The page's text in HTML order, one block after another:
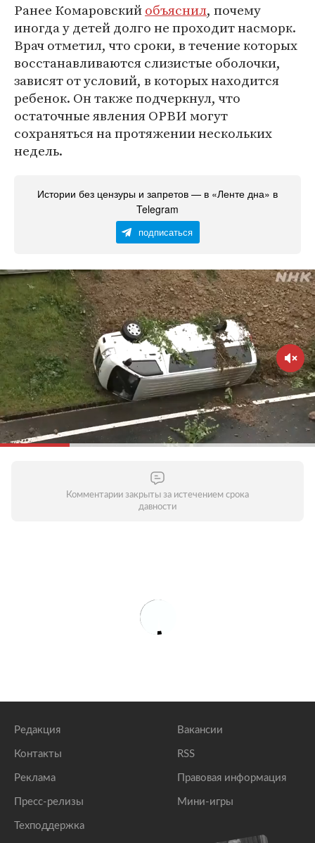
Ранее Комаровскийобъяснил, почему
иногда у детей долго не проходит насморк.
Врач отметил, что сроки, в течение которых
восстанавливаются слизистые оболочки,
зависят от условий, в которых находится
ребенок. Он также подчеркнул, что
остаточные явления ОРВИ могут
сохраняться на протяжении нескольких
недель.
Истории без цензуры и запретов — в «Ленте дна» в
Telegram
подписаться
Комментарии закрыты за истечением срока
давности
Редакция
Контакты
Реклама
Пресс-релизы
Техподдержка
Вакансии
RSS
Правовая информация
Мини-игры